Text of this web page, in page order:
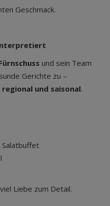
Geschmack.
interpretiert
und sein Team
Gerichte zu –
und saisonal.
Salatbuffet
Liebe zum Detail.